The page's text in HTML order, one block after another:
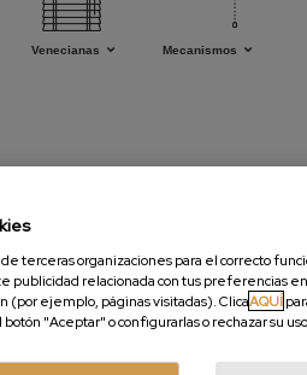
Venecianas Mecanismos
y estampados, para nuestras
terceras organizaciones para el correcto
publicidad relacionada con tus preferencias
(por ejemplo, páginas visitadas). ClicaAQUÍ
"Aceptar" o configurarlas o rechazar su